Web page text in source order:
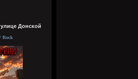
Донской
Rock